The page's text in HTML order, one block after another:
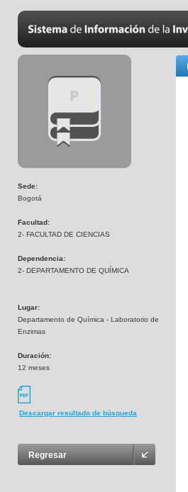
Sede:
Bogotá
Facultad:
2- FACULTAD DE CIENCIAS
Dependencia:
2- DEPARTAMENTO DE QUÍMICA
Lugar:
Departamento de Química - Laboratorio de
Enzimas
Duración:
12 meses
Descargar resultado de búsqueda
Regresar